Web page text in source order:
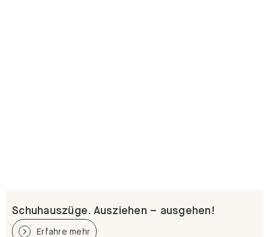
Schuhauszüge. Ausziehen – ausgehen!
Erfahre mehr